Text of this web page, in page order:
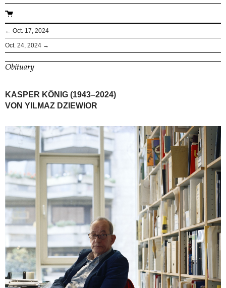
← Oct. 17, 2024
Oct. 24, 2024 →
Obituary
KASPER KÖNIG (1943–2024)
VON YILMAZ DZIEWIOR